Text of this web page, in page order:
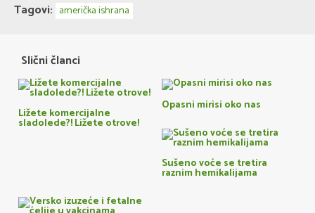
Tagovi: američka ishrana
Slični članci
Ližete komercijalne
sladolede?! Ližete otrove!
Opasni mirisi oko nas
Sušeno voće se tretira
raznim hemikalijama